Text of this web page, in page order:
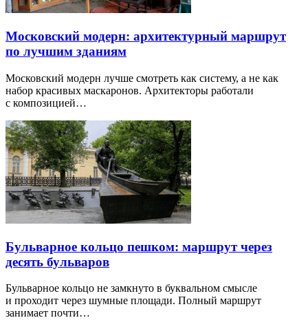
Московский модерн: архитектурный маршрут
по лучшим зданиям
Московский модерн лучше смотреть как систему, а не как
набор красивых маскаронов. Архитекторы работали
с композицией…
Бульварное кольцо пешком: маршрут через
десять бульваров
Бульварное кольцо не замкнуто в буквальном смысле
и проходит через шумные площади. Полный маршрут
занимает почти…